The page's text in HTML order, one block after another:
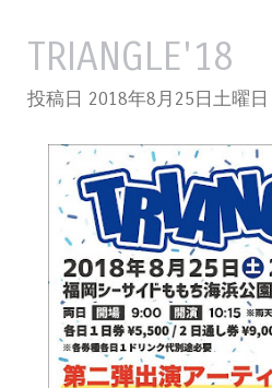
TRIANGLE'18
投稿日 2018年8月25日土曜日